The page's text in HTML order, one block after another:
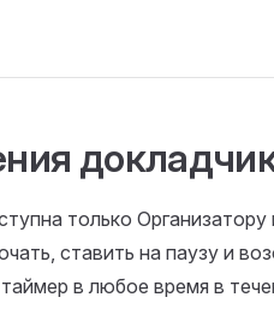
только
ставить на паузу и
в любое время в